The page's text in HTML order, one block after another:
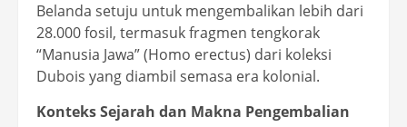
Belanda setuju untuk mengembalikan lebih dari
28.000 fosil, termasuk fragmen tengkorak
“Manusia Jawa” (Homo erectus) dari koleksi
Dubois yang diambil semasa era kolonial.
Konteks Sejarah dan Makna Pengembalian